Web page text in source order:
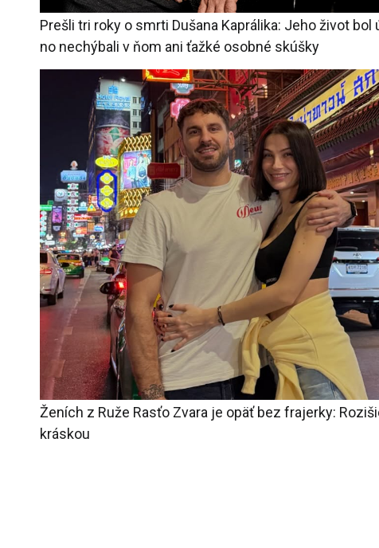
Prešli tri roky o smrti Dušana Kaprálika: Jeho život
no nechýbali v ňom ani ťažké osobné skúšky
Ženích z Ruže Rasťo Zvara je opäť bez frajerky:
kráskou